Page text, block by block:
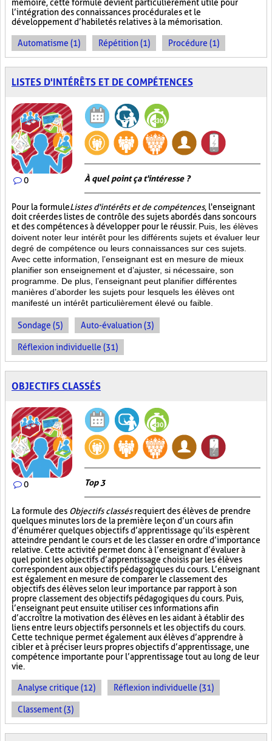
mémoire, cette formule devient particulièrement utile pour
l’intégration des connaissances procédurales et le
développement d’habiletés relatives à la mémorisation.
Automatisme (1) Répétition (1) Procédure (1)
LISTES D'INTÉRÊTS ET DE COMPÉTENCES
0 À quel point ça t'intéresse ?
Pour la formuleListes d'intérêts et de compétences, l'enseignant
doit créer des listes de contrôle des sujets abordés dans son cours
et des compétences à développer pour le réussir. Puis, les élèves
doivent noter leur intérêt pour les différents sujets et évaluer leur
degré de compétence ou leurs connaissances sur ces sujets.
Avec cette information, l’enseignant est en mesure de mieux
planifier son enseignement et d’ajuster, si nécessaire, son
programme. De plus, l’enseignant peut planifier différentes
manières d’aborder les sujets pour lesquels les élèves ont
manifesté un intérêt particulièrement élevé ou faible.
Sondage (5) Auto-évaluation (3)
Réflexion individuelle (31)
OBJECTIFS CLASSÉS
0 Top 3
La formule des Objectifs classésrequiert des élèves de prendre
quelques minutes lors de la première leçon d’un cours afin
d’énumérer quelques objectifs d’apprentissage qu’ils espèrent
atteindre pendant le cours et de les classer en ordre d’importance
relative. Cette activité permet donc à l’enseignant d’évaluer à
quel point les objectifs d’apprentissage choisis par les élèves
correspondent aux objectifs pédagogiques du cours. L’enseignant
est également en mesure de comparer le classement des
objectifs des élèves selon leur importance par rapport à son
propre classement des objectifs pédagogiques du cours. Puis,
l’enseignant peut ensuite utiliser ces informations afin
d’accroître la motivation des élèves en les aidant à établir des
liens entre leurs objectifs personnels et les objectifs du cours.
Cette technique permet également aux élèves d’apprendre à
cibler et à préciser leurs propres objectifs d’apprentissage, une
compétence importante pour l’apprentissage tout au long de leur
vie.
Analyse critique (12) Réflexion individuelle (31)
Classement (3)